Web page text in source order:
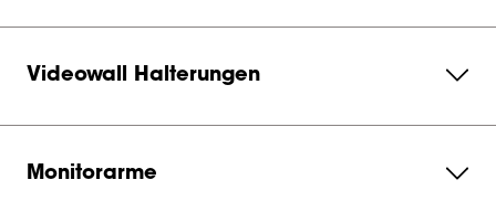
Videowall Halterungen
Monitorarme